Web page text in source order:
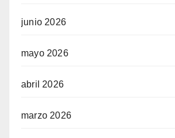
junio 2026
mayo 2026
abril 2026
marzo 2026